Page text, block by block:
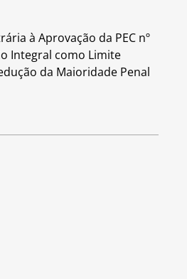
à Aprovação da PEC nº
Integral como Limite
da Maioridade Penal